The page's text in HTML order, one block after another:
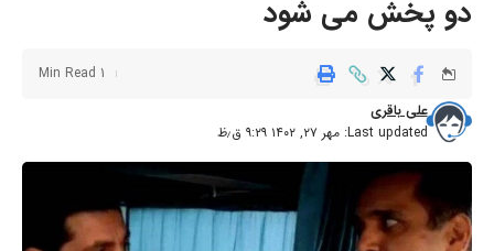
دو پخش می شود
Last updated: مهر ۲۷, ۱۴۰۲ ۹:۲۹ ق٫ظ
علی باقری
1 Min Read